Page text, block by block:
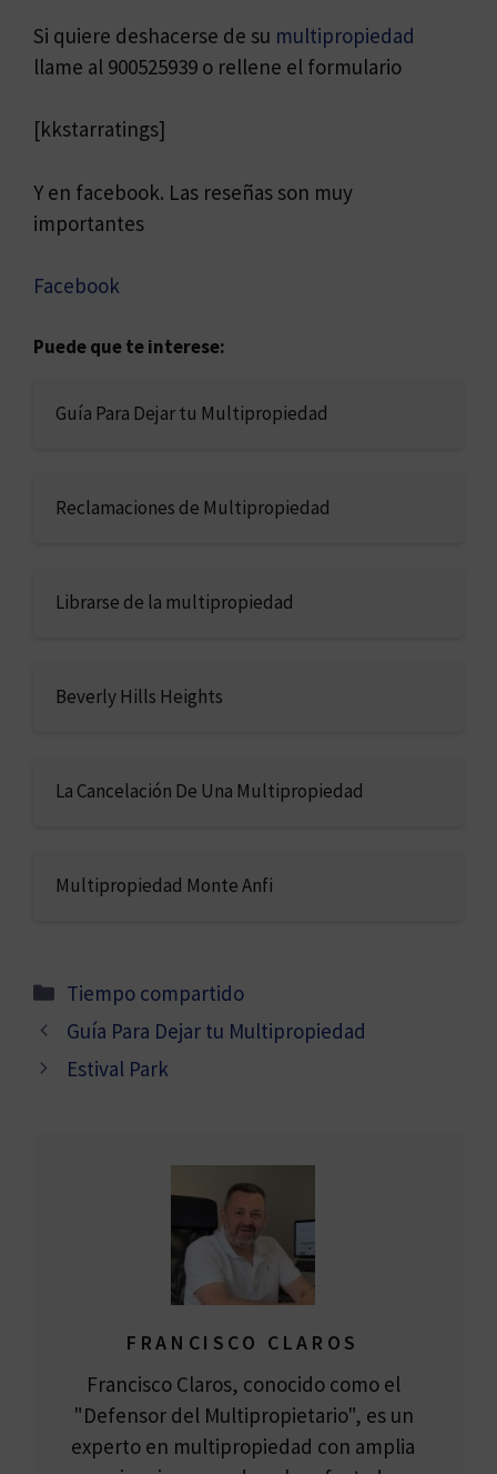
Si quiere deshacerse de su multipropiedad
llame al 900525939 o rellene el formulario
[kkstarratings]
Y en facebook. Las reseñas son muy
importantes
Facebook
Puede que te interese:
Guía Para Dejar tu Multipropiedad
Reclamaciones de Multipropiedad
Librarse de la multipropiedad
Beverly Hills Heights
La Cancelación De Una Multipropiedad
Multipropiedad Monte Anfi
Categorías
Tiempo compartido
Guía Para Dejar tu Multipropiedad
Estival Park
FRANCISCO CLAROS
Francisco Claros, conocido como el
"Defensor del Multipropietario", es un
experto en multipropiedad con amplia